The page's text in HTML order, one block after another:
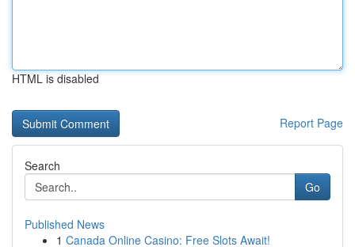
HTML is disabled
Report Page
Search
Go
Published News
1 Canada Online Casino: Free Slots Await!